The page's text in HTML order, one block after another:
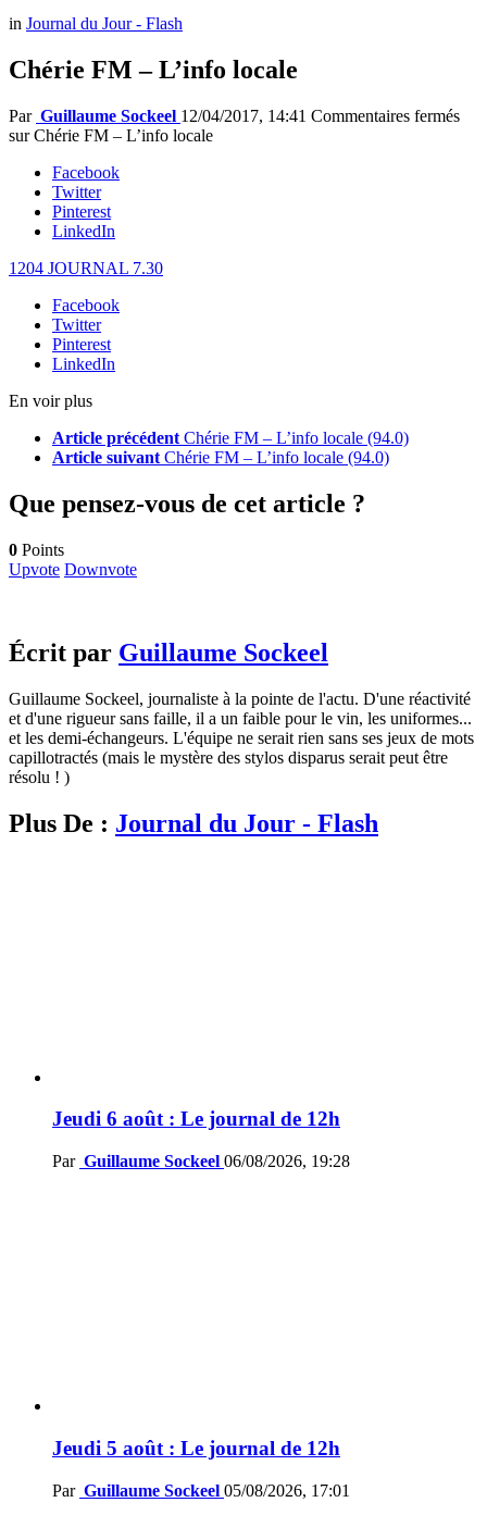
in Journal du Jour - Flash
Chérie FM – L’info locale
Par Guillaume Sockeel 12/04/2017, 14:41 Commentaires fermés
sur Chérie FM – L’info locale
Facebook
Twitter
Pinterest
LinkedIn
1204 JOURNAL 7.30
Facebook
Twitter
Pinterest
LinkedIn
En voir plus
Article précédent Chérie FM – L’info locale (94.0)
Article suivant Chérie FM – L’info locale (94.0)
Que pensez-vous de cet article ?
0 Points
Upvote Downvote
Écrit par Guillaume Sockeel
Guillaume Sockeel, journaliste à la pointe de l'actu. D'une réactivité
et d'une rigueur sans faille, il a un faible pour le vin, les uniformes...
et les demi-échangeurs. L'équipe ne serait rien sans ses jeux de mots
capillotractés (mais le mystère des stylos disparus serait peut être
résolu ! )
Plus De : Journal du Jour - Flash
Jeudi 6 août : Le journal de 12h
Par Guillaume Sockeel 06/08/2026, 19:28
Jeudi 5 août : Le journal de 12h
Par Guillaume Sockeel 05/08/2026, 17:01